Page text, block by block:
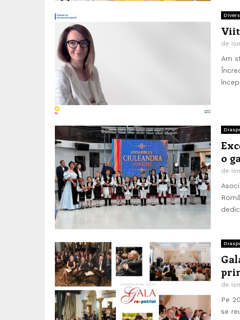
de
Am
o
de
de
Pe
se